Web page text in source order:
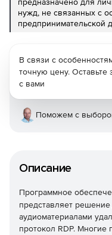
нужд, не связанных с
предпринимательской
Описание
Программное
представляет
аудиоматериалами
протокол RDP. Многие
В связи с
точную цену.
с вами
Поможем с